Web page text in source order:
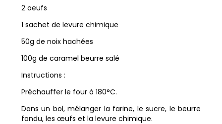
2 oeufs
1 sachet de levure chimique
50g de noix hachées
100g de caramel beurre salé
Instructions :
Préchauffer le four à 180°C.
Dans un bol, mélanger la farine, le sucre, le beurre
fondu, les œufs et la levure chimique.